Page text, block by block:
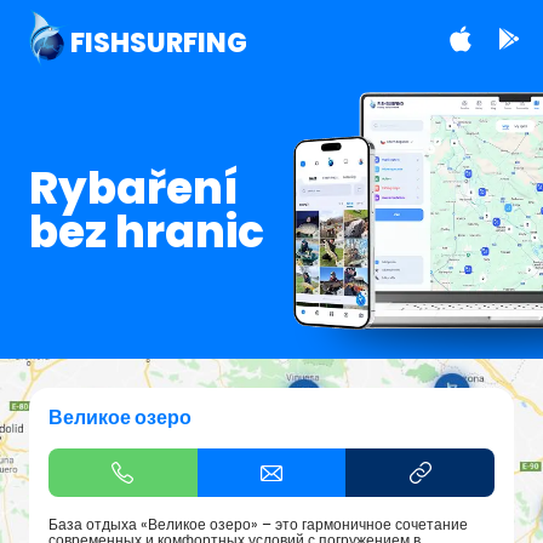
FISHSURFING
Rybaření
bez hranic
Великое озеро
База отдыха «Великое озеро» – это гармоничное сочетание